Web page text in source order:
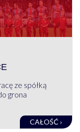
ze spółką
grona
CAŁOŚĆ ›